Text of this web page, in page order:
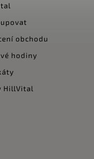
obchodu
hodiny
HillVital